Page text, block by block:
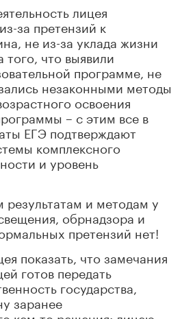
лицея
за претензий к
не из-за уклада жизни
того, что выявили
программе, не
незаконными методы
освоения
– с этим все в
ЕГЭ подтверждают
комплексного
и уровень
результатам и методам у
обрнадзора и
претензий нет!
показать, что замечания
готов передать
государства,
заранее